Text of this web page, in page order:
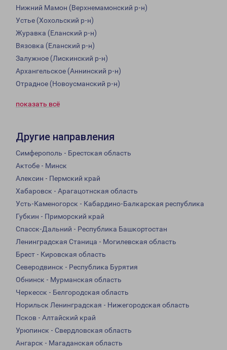
Нижний Мамон (Верхнемамонский р-н)
Устье (Хохольский р-н)
Журавка (Еланский р-н)
Вязовка (Еланский р-н)
Залужное (Лискинский р-н)
Архангельское (Аннинский р-н)
Отрадное (Новоусманский р-н)
показать всё
Другие направления
Симферополь - Брестская область
Актобе - Минск
Алексин - Пермский край
Хабаровск - Арагацотнская область
Усть-Каменогорск - Кабардино-Балкарская республика
Губкин - Приморский край
Спасск-Дальний - Республика Башкортостан
Ленинградская Станица - Могилевская область
Брест - Кировская область
Северодвинск - Республика Бурятия
Обнинск - Мурманская область
Черкесск - Белгородская область
Норильск Ленинградская - Нижегородская область
Псков - Алтайский край
Урюпинск - Свердловская область
Ангарск - Магаданская область